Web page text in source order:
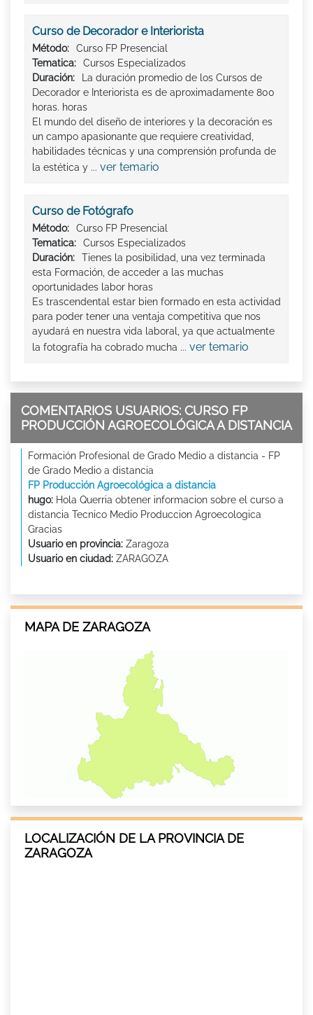
Curso de Decorador e Interiorista
Método:
Curso FP Presencial
Tematica:
Cursos Especializados
Duración:
La duración promedio de los Cursos de
Decorador e Interiorista es de aproximadamente 800
horas. horas
El mundo del diseño de interiores y la decoración es
un campo apasionante que requiere creatividad,
habilidades técnicas y una comprensión profunda de
la estética y ... ver temario
Curso de Fotógrafo
Método:
Curso FP Presencial
Tematica:
Cursos Especializados
Duración:
Tienes la posibilidad, una vez terminada
esta Formación, de acceder a las muchas
oportunidades labor horas
Es trascendental estar bien formado en esta actividad
para poder tener una ventaja competitiva que nos
ayudará en nuestra vida laboral, ya que actualmente
la fotografía ha cobrado mucha ... ver temario
COMENTARIOS USUARIOS: CURSO FP
PRODUCCIÓN AGROECOLÓGICA A DISTANCIA
Formación Profesional de Grado Medio a distancia - FP
de Grado Medio a distancia
FP Producción Agroecológica a distancia
hugo: Hola Querria obtener informacion sobre el curso a
distancia Tecnico Medio Produccion Agroecologica
Gracias
Usuario en provincia: Zaragoza
Usuario en ciudad: ZARAGOZA
MAPA DE ZARAGOZA
LOCALIZACIÓN DE LA PROVINCIA DE
ZARAGOZA